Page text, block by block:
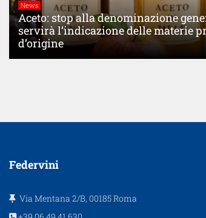
News
Aceto: stop alla denominazione
servirà l’indicazione delle materie
d’origine
Federvini
Via Mentana 2/B, 00185 Roma